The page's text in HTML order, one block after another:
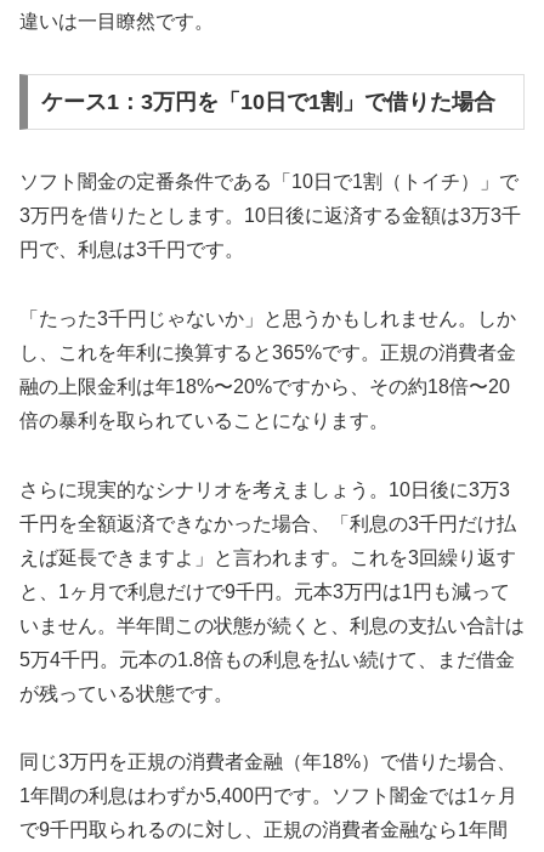
違いは一目瞭然です。
ケース1：3万円を「10日で1割」で借りた場合
ソフト闇金の定番条件である「10日で1割（トイチ）」で
3万円を借りたとします。10日後に返済する金額は3万3千
円で、利息は3千円です。
「たった3千円じゃないか」と思うかもしれません。しか
し、これを年利に換算すると365%です。正規の消費者金
融の上限金利は年18%〜20%ですから、その約18倍〜20
倍の暴利を取られていることになります。
さらに現実的なシナリオを考えましょう。10日後に3万3
千円を全額返済できなかった場合、「利息の3千円だけ払
えば延長できますよ」と言われます。これを3回繰り返す
と、1ヶ月で利息だけで9千円。元本3万円は1円も減って
いません。半年間この状態が続くと、利息の支払い合計は
5万4千円。元本の1.8倍もの利息を払い続けて、まだ借金
が残っている状態です。
同じ3万円を正規の消費者金融（年18%）で借りた場合、
1年間の利息はわずか5,400円です。ソフト闇金では1ヶ月
で9千円取られるのに対し、正規の消費者金融なら1年間